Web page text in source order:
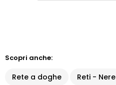
Scopri anche:
Rete a doghe Reti - Nere